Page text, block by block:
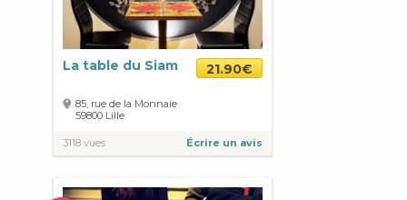
La table du Siam 21.90€
85, rue de la Monnaie
59800 Lille
3118 vues Écrire un avis